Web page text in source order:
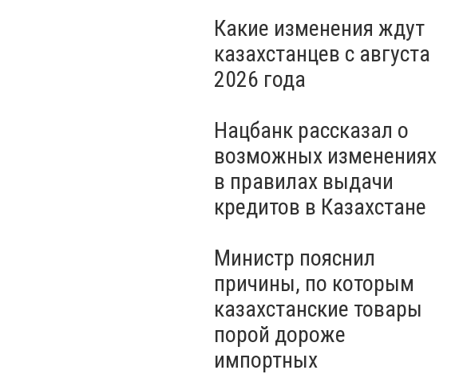
Какие изменения ждут
казахстанцев с августа
2026 года
Нацбанк рассказал о
возможных изменениях
в правилах выдачи
кредитов в Казахстане
Министр пояснил
причины, по которым
казахстанские товары
порой дороже
импортных